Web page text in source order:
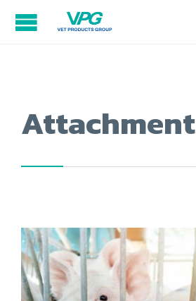
Attachment